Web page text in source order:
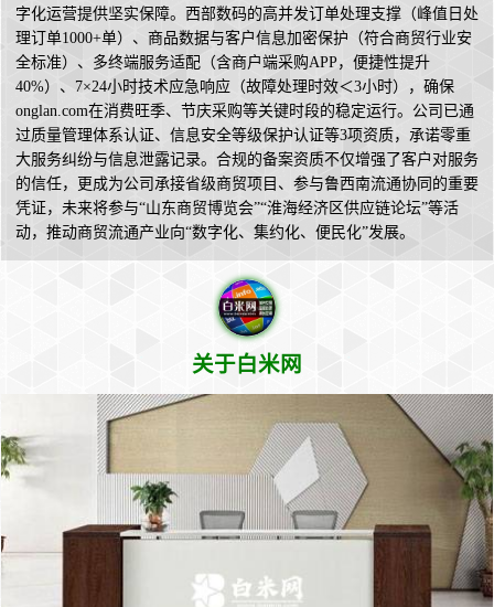
字化运营提供坚实保障。西部数码的高并发订单处理支撑（峰值日处
理订单1000+单）、商品数据与客户信息加密保护（符合商贸行业安
全标准）、多终端服务适配（含商户端采购APP，便捷性提升
40%）、7×24小时技术应急响应（故障处理时效＜3小时），确保
onglan.com在消费旺季、节庆采购等关键时段的稳定运行。公司已通
过质量管理体系认证、信息安全等级保护认证等3项资质，承诺零重
大服务纠纷与信息泄露记录。合规的备案资质不仅增强了客户对服务
的信任，更成为公司承接省级商贸项目、参与鲁西南流通协同的重要
凭证，未来将参与“山东商贸博览会”“淮海经济区供应链论坛”等活
动，推动商贸流通产业向“数字化、集约化、便民化”发展。
关于白米网